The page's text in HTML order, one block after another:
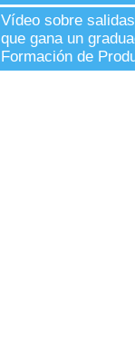
Vídeo sobre
que gana un
Formación de